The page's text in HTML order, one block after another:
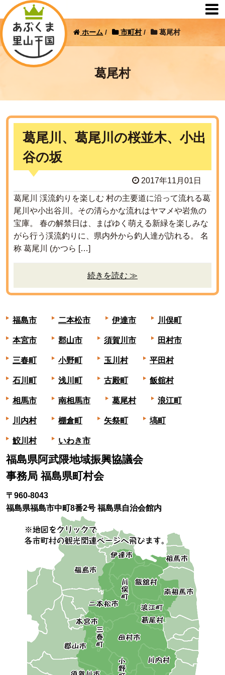
ホーム / 市町村/ 葛尾村
葛尾村
葛尾川、葛尾川の桜並木、小出
谷の坂
2017年11月01日
葛尾川 渓流釣りを楽しむ 村の主要道に沿って流れる葛
尾川や小出谷川。その清らかな流れはヤマメや岩魚の
宝庫。 春の解禁日は、まばゆく萌える新緑を楽しみな
がら行う渓流釣りに、県内外から釣人達が訪れる。 名
称 葛尾川 (かつら […]
続きを読む ≫
福島市 二本松市 伊達市 川俣町
本宮市 郡山市 須賀川市 田村市
三春町 小野町 玉川村 平田村
石川町 浅川町 古殿町 飯舘村
相馬市 南相馬市 葛尾村 浪江町
川内村 棚倉町 矢祭町 塙町
鮫川村 いわき市
福島県阿武隈地域振興協議会
事務局 福島県町村会
〒960-8043
福島県福島市中町8番2号 福島県自治会館内